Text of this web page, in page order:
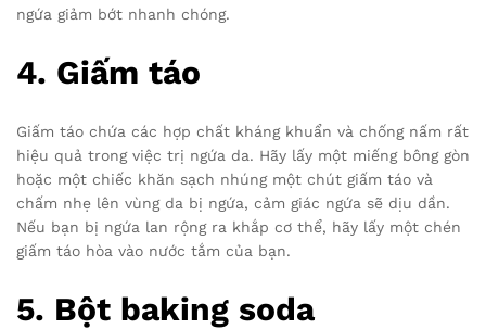
ngứa giảm bớt nhanh chóng.
4. Giấm táo
Giấm táo chứa các hợp chất kháng khuẩn và chống nấm rất
hiệu quả trong việc trị ngứa da. Hãy lấy một miếng bông gòn
hoặc một chiếc khăn sạch nhúng một chút giấm táo và
chấm nhẹ lên vùng da bị ngứa, cảm giác ngứa sẽ dịu dần.
Nếu bạn bị ngứa lan rộng ra khắp cơ thể, hãy lấy một chén
giấm táo hòa vào nước tắm của bạn.
5. Bột baking soda